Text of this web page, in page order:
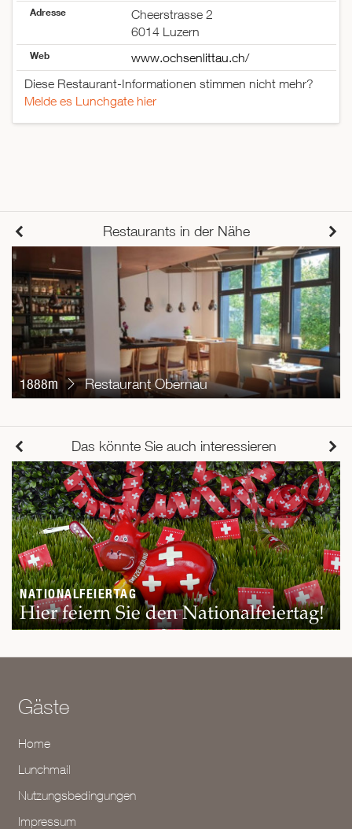
Adresse
Cheerstrasse 2
6014 Luzern
Web
www.ochsenlittau.ch/
Diese Restaurant-Informationen stimmen nicht mehr?
Melde es Lunchgate hier
Restaurants in der Nähe
1888m Restaurant Obernau
Das könnte Sie auch interessieren
NATIONALFEIERTAG
Hier feiern Sie den Nationalfeiertag!
Gäste
Home
Lunchmail
Nutzungsbedingungen
Impressum